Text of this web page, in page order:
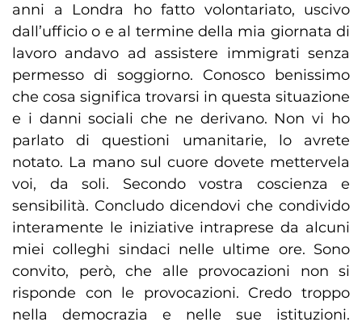
anni a Londra ho fatto volontariato, uscivo
dall’ufficio o e al termine della mia giornata di
lavoro andavo ad assistere immigrati senza
permesso di soggiorno. Conosco benissimo
che cosa significa trovarsi in questa situazione
e i danni sociali che ne derivano. Non vi ho
parlato di questioni umanitarie, lo avrete
notato. La mano sul cuore dovete mettervela
voi, da soli. Secondo vostra coscienza e
sensibilità. Concludo dicendovi che condivido
interamente le iniziative intraprese da alcuni
miei colleghi sindaci nelle ultime ore. Sono
convito, però, che alle provocazioni non si
risponde con le provocazioni. Credo troppo
nella democrazia e nelle sue istituzioni.